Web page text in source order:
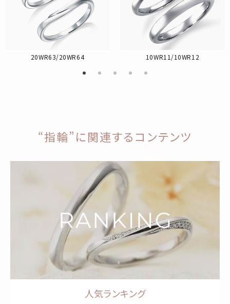
20WR63/20WR64 10WR11/10WR12
“指輪”に関連するコンテンツ
人気ランキング